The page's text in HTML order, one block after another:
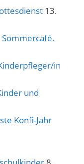
13.
Sommercafé.
in
und
Konfi-Jahr